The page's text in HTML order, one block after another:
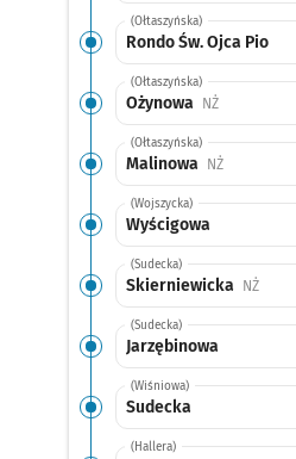
(Ołtaszyńska)
Rondo Św. Ojca Pio
(Ołtaszyńska)
Ożynowa NŻPrzystanek
(Ołtaszyńska)
Malinowa NŻPrzystanek
(Wojszycka)
Wyścigowa
(Sudecka)
Skierniewicka NŻ
(Sudecka)
Jarzębinowa
(Wiśniowa)
Sudecka
(Hallera)